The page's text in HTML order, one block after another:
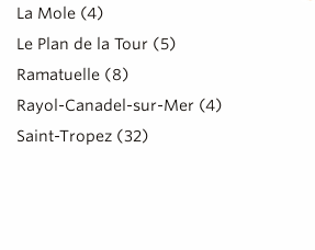
La Mole (4)
Le Plan de la Tour (5)
Ramatuelle (8)
Rayol-Canadel-sur-Mer (4)
Saint-Tropez (32)